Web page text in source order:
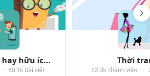
hữu íc...
· 60.1k Bài viết
Thời
52.3k Thành viên ·